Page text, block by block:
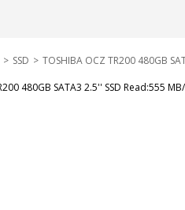
SSD TOSHIBA OCZ TR200 480GB